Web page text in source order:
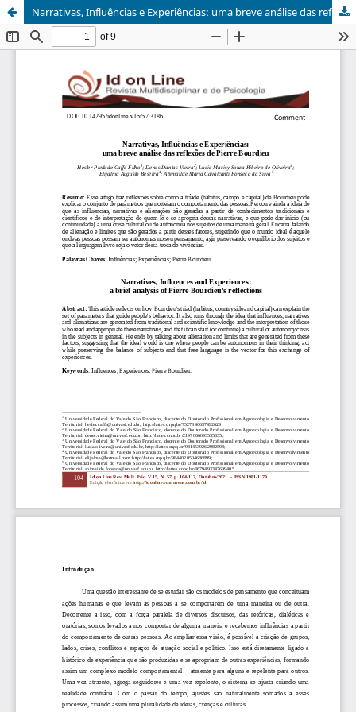
Narrativas, Influências e Experiências: uma breve análise das reflexões de Pierre Bourdieu / Narratives, Influences and Experiences: a brief analysis of Pierre Bourdieu's reflections